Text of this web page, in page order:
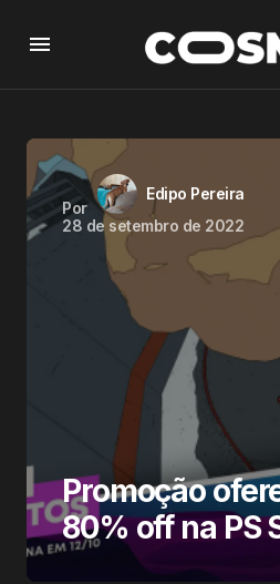
Por
Edipo Pereira
28 de setembro de 2022
Promoção
80% off na PS